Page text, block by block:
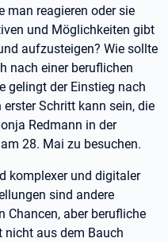
man reagieren oder sie
und Möglichkeiten gibt
aufzusteigen? Wie sollte
nach einer beruflichen
gelingt der Einstieg nach
Schritt kann sein, die
Redmann in der
28. Mai zu besuchen.
komplexer und digitaler
sind andere
Chancen, aber berufliche
aus dem Bauch